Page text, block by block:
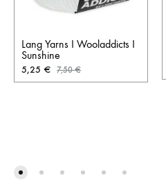
Lang Yarns I Wooladdicts I
Sunshine
5,25 € 7,50€